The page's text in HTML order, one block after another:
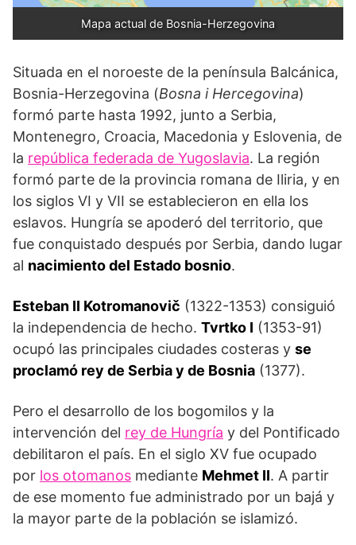
Mapa actual de Bosnia-Herzegovina
Situada en el noroeste de la península Balcánica,
Bosnia-Her­zegovina (Bosna i Hercegovina)
formó parte hasta 1992, junto a Serbia,
Montenegro, Croacia, Macedonia y Eslovenia, de
la república federada de Yugoslavia. La región
formó parte de la provincia romana de Iliria, y en
los siglos VI y VII se establecieron en ella los
eslavos. Hungría se apoderó del territorio, que
fue conquistado después por Serbia, dando lugar
al nacimiento del Estado bosnio.
Esteban II Kotromanovič (1322-1353) consiguió
la independencia de hecho. Tvrtko I (1353-91)
ocupó las principales ciudades costeras y se
proclamó rey de Serbia y de Bosnia (1377).
Pero el desarrollo de los bogomilos y la
intervención del rey de Hungría y del Pontifi­cado
debilitaron el país. En el siglo XV fue ocupado
por los otomanos mediante Mehmet II. A partir
de ese momento fue administrado por un bajá y
la mayor parte de la población se islamizó.